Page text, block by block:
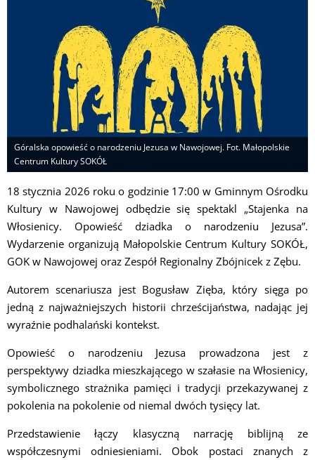
Góralska opowieść o narodzeniu Jezusa w Nawojowej. Fot. Małopolskie
Centrum Kultury SOKÓŁ
18 stycznia 2026 roku o godzinie 17:00 w Gminnym Ośrodku
Kultury w Nawojowej odbędzie się spektakl „Stajenka na
Włosienicy. Opowieść dziadka o narodzeniu Jezusa”.
Wydarzenie organizują Małopolskie Centrum Kultury SOKÓŁ,
GOK w Nawojowej oraz Zespół Regionalny Zbójnicek z Zębu.
Autorem scenariusza jest Bogusław Zięba, który sięga po
jedną z najważniejszych historii chrześcijaństwa, nadając jej
wyraźnie podhalański kontekst.
Opowieść o narodzeniu Jezusa prowadzona jest z
perspektywy dziadka mieszkającego w szałasie na Włosienicy,
symbolicznego strażnika pamięci i tradycji przekazywanej z
pokolenia na pokolenie od niemal dwóch tysięcy lat.
Przedstawienie łączy klasyczną narrację biblijną ze
współczesnymi odniesieniami. Obok postaci znanych z